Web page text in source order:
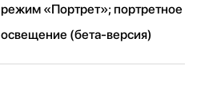
режим «Портрет»; портретное
освещение (бета‑версия)